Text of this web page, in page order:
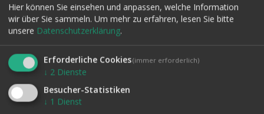
• Sie benötigen keinen Würfel mehr.
• Es kann jede Zahl genannt werden.
• Einmal vorbereitet sind Sie immer in der Lage sofort
aufzutreten.
• Die Karten sind abwischbar!
• Alles passt bequem in Ihre Brusttasche!
Hier können Sie einsehen und anpassen, welche Information
wir über Sie sammeln. Um mehr zu erfahren, lesen Sie bitte
unsere Datenschutzerklärung.
Erforderliche Cookies(immer erforderlich)
↓ 2 Dienste
Besucher-Statistiken
↓ 1 Dienst